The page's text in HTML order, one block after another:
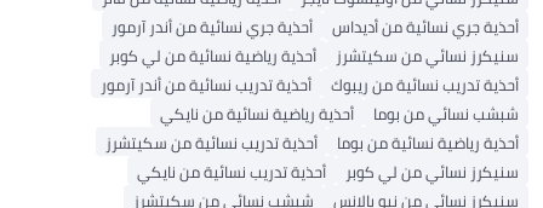
أحذية جري نسائية من أديداس
أحذية جري نسائية من أندر آرمور
سنيكرز نسائي من سكيتشرز
أحذية رياضية نسائية من لي كوبر
أحذية تدريب نسائية من ريبوك
أحذية تدريب نسائية من أندر آرمور
شبشب نسائي من بوما
أحذية رياضية نسائية من نايكي
أحذية رياضية نسائية من بوما
أحذية تدريب نسائية من سكيتشرز
سنيكرز نسائي من لي كوبر
أحذية تدريب نسائية من نايكي
سنيكرز نسائي من نيو بالانس
شبشب نسائي من سكيتشرز